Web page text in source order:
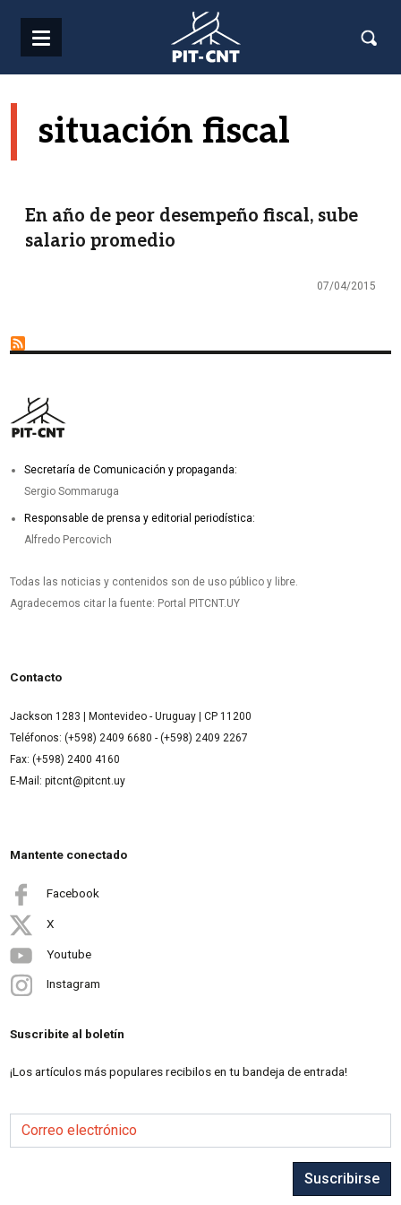
situación fiscal
En año de peor desempeño fiscal, sube
salario promedio
07/04/2015
Secretaría de Comunicación y propaganda:
Sergio Sommaruga
Responsable de prensa y editorial periodística:
Alfredo Percovich
Todas las noticias y contenidos son de uso público y libre.
Agradecemos citar la fuente: Portal PITCNT.UY
Contacto
Jackson 1283 | Montevideo - Uruguay | CP 11200
Teléfonos: (+598) 2409 6680 - (+598) 2409 2267
Fax: (+598) 2400 4160
E-Mail: pitcnt@pitcnt.uy
Mantente conectado
Facebook
X
Youtube
Instagram
Suscribite al boletín
¡Los artículos más populares recibilos en tu bandeja de entrada!
Correo electrónico
Suscribirse